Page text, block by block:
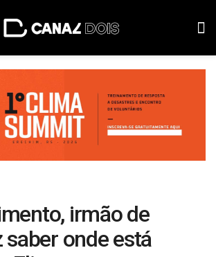
irmão de
saber onde está